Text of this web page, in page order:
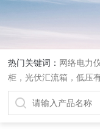
热门关键词： 网络电力
柜，光伏汇流箱，低压